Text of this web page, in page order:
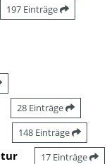
197 Einträge
28 Einträge
148 Einträge
17 Einträge